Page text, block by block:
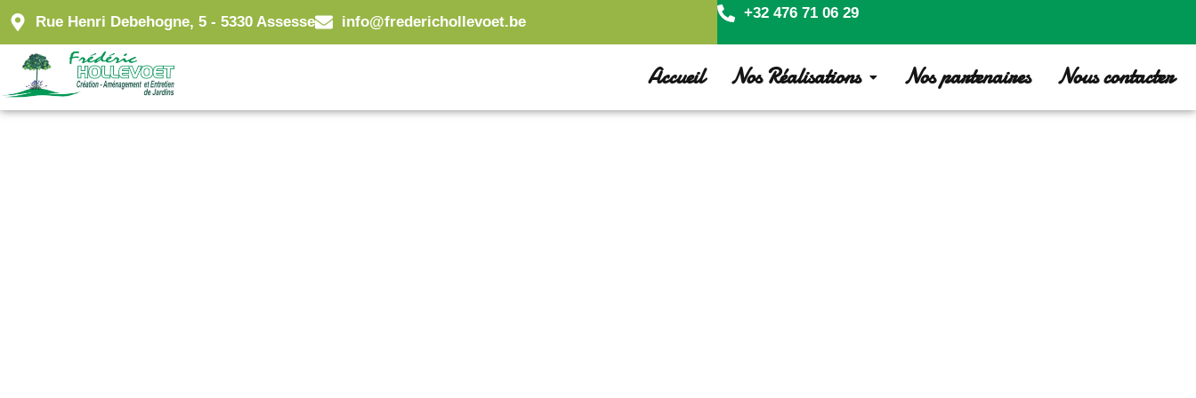
Rue Henri Debehogne, 5 - 5330 Assesse info@frederichollevoet.be
+32 476 71 06 29
Accueil Nos Réalisations Nos partenaires Nous contacter